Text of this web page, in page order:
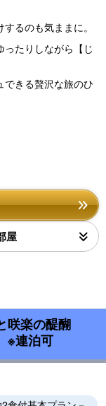
るのも気ままに。
たりしながら【じ
できる贅沢な旅のひ
屋
咲楽の醍醐
※連泊可